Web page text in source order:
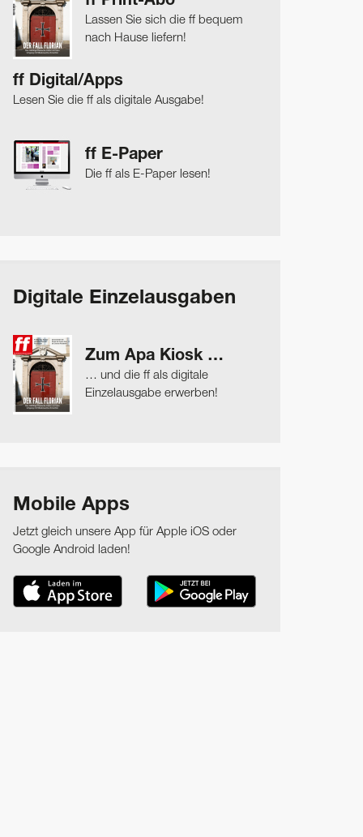
Lassen Sie sich die ff bequem
nach Hause liefern!
ff Digital/Apps
Lesen Sie die ff als digitale Ausgabe!
ff E-Paper
Die ff als E-Paper lesen!
Digitale Einzelausgaben
Zum Apa Kiosk …
… und die ff als digitale
Einzelausgabe erwerben!
Mobile Apps
Jetzt gleich unsere App für Apple iOS oder
Google Android laden!